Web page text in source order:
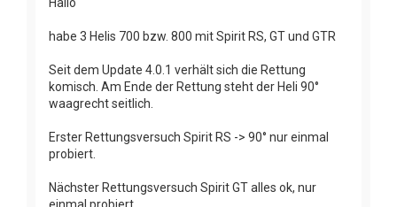
Hallo
habe 3 Helis 700 bzw. 800 mit Spirit RS, GT und GTR
Seit dem Update 4.0.1 verhält sich die Rettung
komisch. Am Ende der Rettung steht der Heli 90°
waagrecht seitlich.
Erster Rettungsversuch Spirit RS -> 90° nur einmal
probiert.
Nächster Rettungsversuch Spirit GT alles ok, nur